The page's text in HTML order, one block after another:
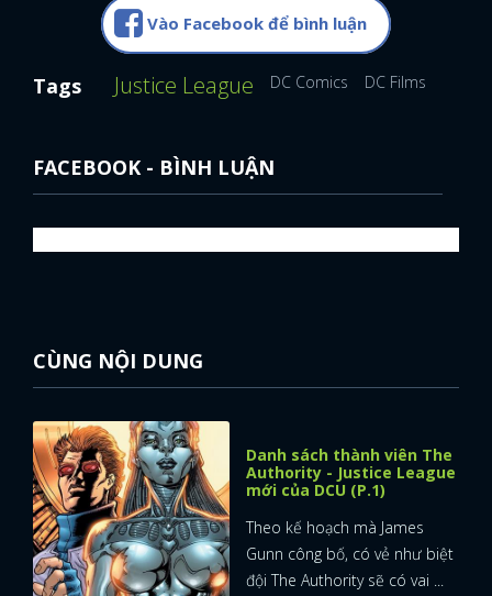
FACEBOOK
Vào Facebook để bình luận
Tags Justice League DC Comics DC Films
FACEBOOK - BÌNH LUẬN
CÙNG NỘI DUNG
Danh sách thành viên The
Authority - Justice League
mới của DCU (P.1)
Theo kế hoạch mà James
Gunn công bố, có vẻ như biệt
đội The Authority sẽ có vai ...